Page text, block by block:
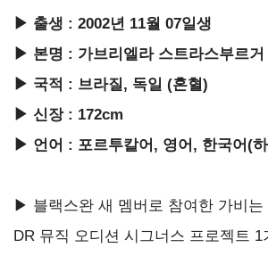
▶ 출생 : 2002년 11월 07일생
▶ 본명 : 가브리엘라 스트라스부르거
▶ 국적 : 브라질, 독일 (혼혈)
▶ 신장 : 172cm
▶ 언어 : 포르투칼어, 영어, 한국어(
▶ 블랙스완 새 멤버로 참여한 가비는
DR 뮤직 오디션 시그너스 프로젝트